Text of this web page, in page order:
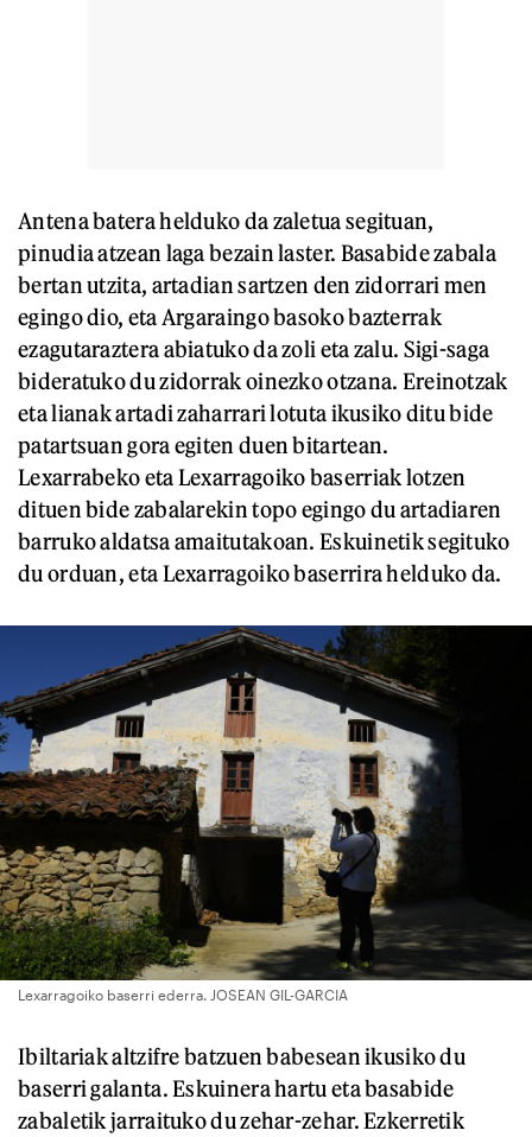
Antena batera helduko da zaletua segituan,
pinudia atzean laga bezain laster. Basabide zabala
bertan utzita, artadian sartzen den zidorrari men
egingo dio, eta Argaraingo basoko bazterrak
ezagutaraztera abiatuko da zoli eta zalu. Sigi-saga
bideratuko du zidorrak oinezko otzana. Ereinotzak
eta lianak artadi zaharrari lotuta ikusiko ditu bide
patartsuan gora egiten duen bitartean.
Lexarrabeko eta Lexarragoiko baserriak lotzen
dituen bide zabalarekin topo egingo du artadiaren
barruko aldatsa amaitutakoan. Eskuinetik segituko
du orduan, eta Lexarragoiko baserrira helduko da.
Lexarragoiko baserri ederra. JOSEAN GIL-GARCIA
Ibiltariak altzifre batzuen babesean ikusiko du
baserri galanta. Eskuinera hartu eta basabide
zabaletik jarraituko du zehar-zehar. Ezkerretik